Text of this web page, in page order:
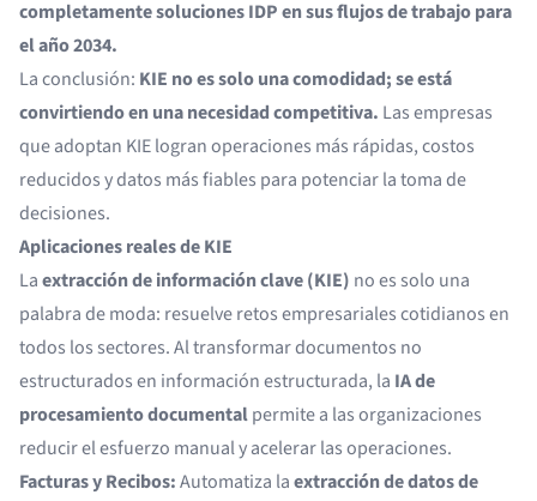
completamente soluciones IDP en sus flujos de trabajo para
el año 2034.
La conclusión: KIE no es solo una comodidad; se está
convirtiendo en una necesidad competitiva. Las empresas
que adoptan KIE logran operaciones más rápidas, costos
reducidos y datos más fiables para potenciar la toma de
decisiones.
Aplicaciones reales de KIE
Laextracción de información clave (KIE) no es solo una
palabra de moda: resuelve retos empresariales cotidianos en
todos los sectores. Al transformar documentos no
estructurados en información estructurada, la IA de
procesamiento documentalpermite a las organizaciones
reducir el esfuerzo manual y acelerar las operaciones.
Facturas y Recibos:Automatiza laextracción de datos de